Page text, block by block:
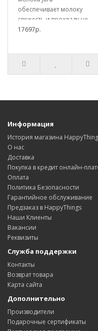
обеспечивает молоку
свежесть и прохладу не
более 12 часов.
17697р.
Информация
История магазина
О нас
Доставка
Покупка в кредит онлайн-
Оплата
Политика Безопасности
Гарантийное обслуживание
Предзаказ в HappyThings
Наши Клиенты
Вакансии
Реквизиты
Служба поддержки
Контакты
Возврат товара
Карта сайта
Дополнительно
Производители
Подарочные сертификаты